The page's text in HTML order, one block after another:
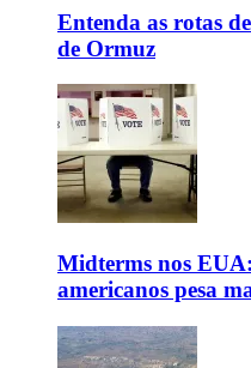
Entenda as rotas
de Ormuz
Midterms nos
americanos pesa